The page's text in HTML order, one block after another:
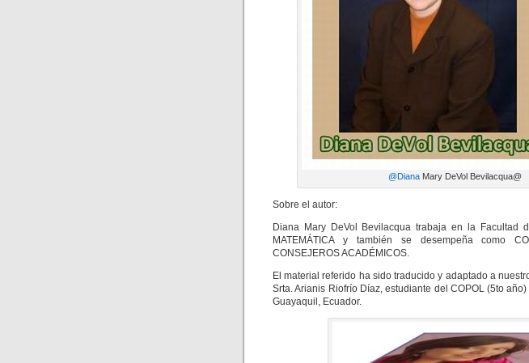
@DianaMary DeVol Bevilacqua@
Sobre el autor:
Diana Mary DeVol Bevilacqua trabaja en la Facultad
MATEMÁTICA y también se desempeña como
CONSEJEROS ACADÉMICOS.
El material referido ha sido traducido y adaptado a
Srta. Arianis Riofrío Díaz, estudiante del COPOL (5to
Guayaquil, Ecuador.